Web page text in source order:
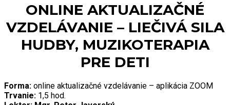
ONLINE AKTUALIZAČNÉ
VZDELÁVANIE – LIEČIVÁ SILA
HUDBY, MUZIKOTERAPIA
PRE DETI
Forma: online aktualizačné vzdelávanie – aplikácia ZOOM
Trvanie: 1,5 hod.